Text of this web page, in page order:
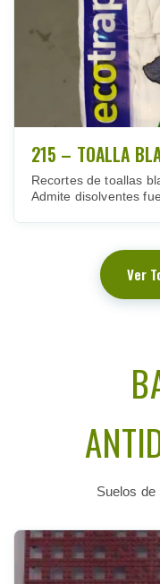
215 – TOALLA
Recortes de toallas
Admite disolventes
Ver
Suelos de